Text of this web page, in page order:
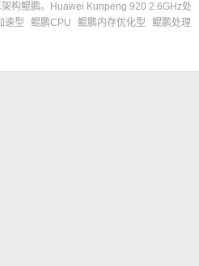
构鲲鹏。Huawei Kunpeng 920 2.6GHz处
速型 鲲鹏CPU 鲲鹏内存优化型
鲲鹏处理